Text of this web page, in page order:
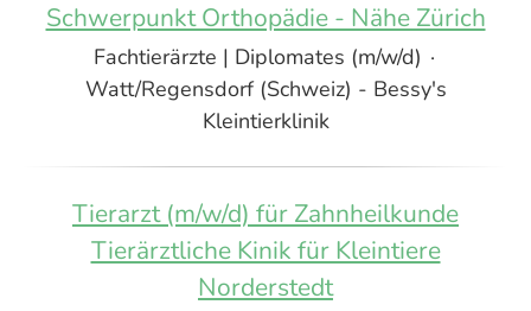
Schwerpunkt Orthopädie - Nähe Zürich
Fachtierärzte | Diplomates (m/w/d) ·
Watt/Regensdorf (Schweiz) - Bessy's
Kleintierklinik
Tierarzt (m/w/d) für Zahnheilkunde
Tierärztliche Kinik für Kleintiere
Norderstedt